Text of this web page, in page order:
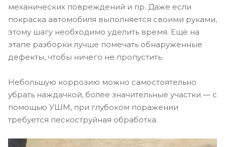
механических повреждений и пр. Даже если
покраска автомобиля выполняется своими руками,
этому шагу необходимо уделить время. Ещё на
этапе разборки лучше помечать обнаруженные
дефекты, чтобы ничего не пропустить.
Небольшую коррозию можно самостоятельно
убрать наждачкой, более значительные участки — с
помощью УШМ, при глубоком поражении
требуется пескоструйная обработка.